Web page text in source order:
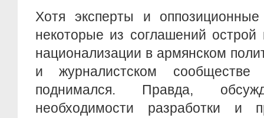
Хотя эксперты и оппозиционные
некоторые из соглашений острой
национализации в армянском
и журналистском
поднимался. Правда,
необходимости разработки и